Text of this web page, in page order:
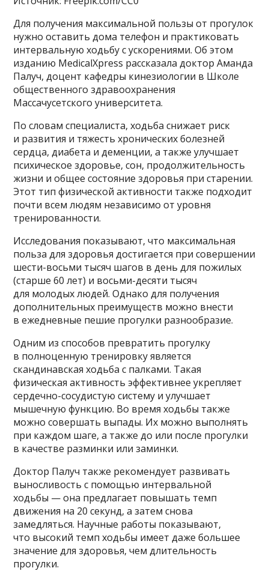
Для получения максимальной пользы от прогулок
нужно оставить дома телефон и практиковать
интервальную ходьбу с ускорениями. Об этом
изданию MedicalXpress рассказала доктор Аманда
Палуч, доцент кафедры кинезиологии в Школе
общественного здравоохранения
Массачусетского университета.
По словам специалиста, ходьба снижает риск
и развития и тяжесть хронических болезней
сердца, диабета и деменции, а также улучшает
психическое здоровье, сон, продолжительность
жизни и общее состояние здоровья при старении.
Этот тип физической активности также подходит
почти всем людям независимо от уровня
тренированности.
Исследования показывают, что максимальная
польза для здоровья достигается при совершении
шести-восьми тысяч шагов в день для пожилых
(старше 60 лет) и восьми-десяти тысяч
для молодых людей. Однако для получения
дополнительных преимуществ можно внести
в ежедневные пешие прогулки разнообразие.
Одним из способов превратить прогулку
в полноценную тренировку является
скандинавская ходьба с палками. Такая
физическая активность эффективнее укрепляет
сердечно-сосудистую систему и улучшает
мышечную функцию. Во время ходьбы также
можно совершать выпады. Их можно выполнять
при каждом шаге, а также до или после прогулки
в качестве разминки или заминки.
Доктор Палуч также рекомендует развивать
выносливость с помощью интервальной
ходьбы — она предлагает повышать темп
движения на 20 секунд, а затем снова
замедляться. Научные работы показывают,
что высокий темп ходьбы имеет даже большее
значение для здоровья, чем длительность
прогулки.